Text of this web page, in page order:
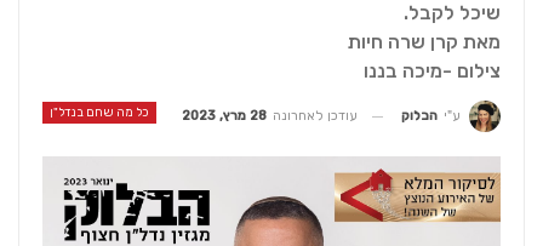
שיכל לקבל.
מאת קרן שרה חיות
צילום -מיכה בננו
כל מה שחם בנדל"ן ע"י הבלוק עודכן לאחרונה 28 מרץ, 2023